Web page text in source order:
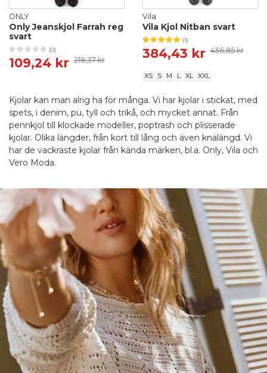
ONLY
Only Jeanskjol Farrah reg
svart
(0)
109,24 kr 218,37 kr
Vila
Vila Kjol Nitban svart
(1)
384,43 kr 436,85 kr
XS S M L XL XXL
Kjolar kan man alrig ha för många. Vi har kjolar i stickat, med
spets, i denim, pu, tyll och trikå, och mycket annat. Från
pennkjol till klockade modeller, poptrash och plisserade
kjolar. Olika längder, från kort till lång och även knälängd. Vi
har de vackraste kjolar från kända märken, bl.a. Only, Vila och
Vero Moda.